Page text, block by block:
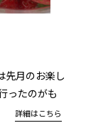
先月のお楽し
ったのがも
詳細はこちら